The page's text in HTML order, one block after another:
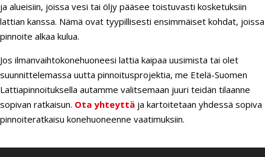
ja alueisiin, joissa vesi tai öljy pääsee toistuvasti kosketuksiin
lattian kanssa. Nämä ovat tyypillisesti ensimmäiset kohdat, joissa
pinnoite alkaa kulua.
Jos ilmanvaihtokonehuoneesi lattia kaipaa uusimista tai olet
suunnittelemassa uutta pinnoitusprojektia, me Etelä-Suomen
Lattiapinnoituksella autamme valitsemaan juuri teidän tilaanne
sopivan ratkaisun. Ota yhteyttä ja kartoitetaan yhdessä sopiva
pinnoiteratkaisu konehuoneenne vaatimuksiin.